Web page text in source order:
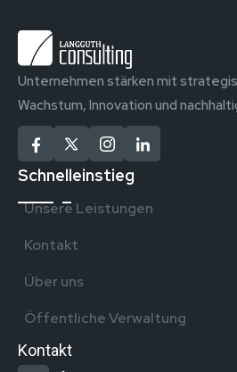
Unternehmen stärken mit
Wachstum, Innovation und
Schnelleinstieg
Unsere Leistungen
Kontakt
Über uns
Öffentliche Verwaltung
Kontakt